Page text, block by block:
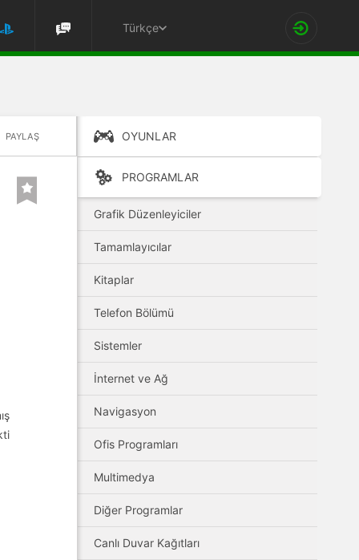
Türkçe
PAYLAŞ OYUNLAR
PROGRAMLAR
Grafik Düzenleyiciler
Tamamlayıcılar
Kitaplar
Telefon Bölümü
Sistemler
İnternet ve Ağ
Navigasyon
Ofis Programları
Multimedya
Diğer Programlar
Canlı Duvar Kağıtları